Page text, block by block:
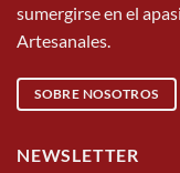
sumergirse en el
Artesanales.
SOBRE NOSOTROS
NEWSLETTER